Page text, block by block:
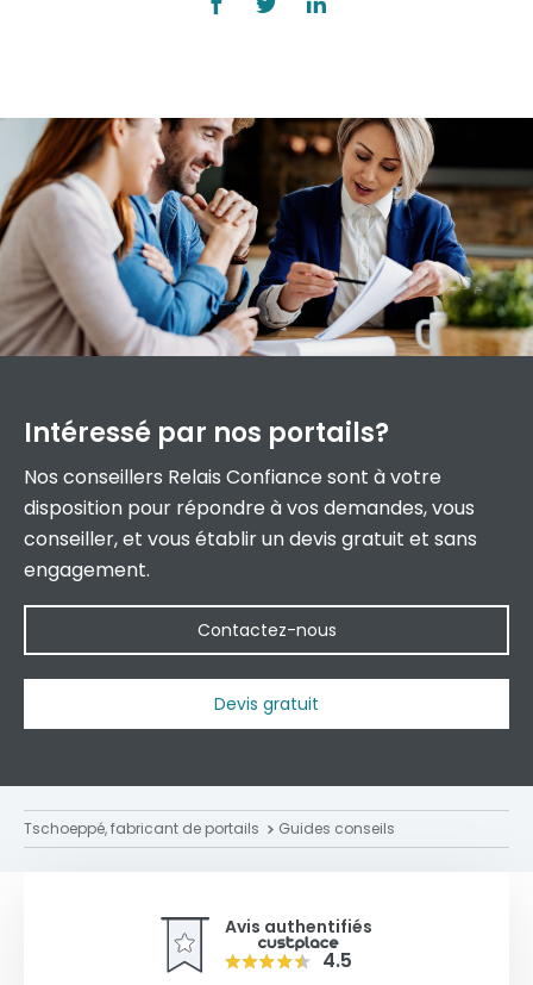
Intéressé par nos portails?
Nos conseillers Relais Confiance sont à votre
disposition pour répondre à vos demandes, vous
conseiller, et vous établir un devis gratuit et sans
engagement.
Contactez-nous
Devis gratuit
Tschoeppé, fabricant de portails Guides conseils
Avis authentifiés
4.5